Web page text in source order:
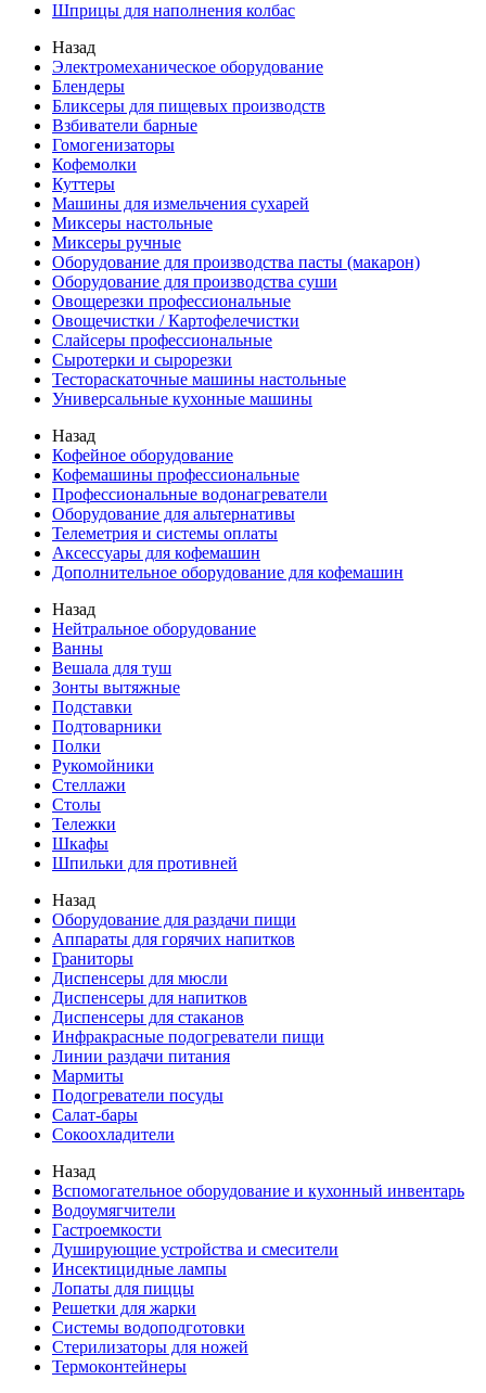
Шприцы для наполнения колбас
Назад
Электромеханическое оборудование
Блендеры
Бликсеры для пищевых производств
Взбиватели барные
Гомогенизаторы
Кофемолки
Куттеры
Машины для измельчения сухарей
Миксеры настольные
Миксеры ручные
Оборудование для производства пасты (макарон)
Оборудование для производства суши
Овощерезки профессиональные
Овощечистки / Картофелечистки
Слайсеры профессиональные
Сыротерки и сырорезки
Тестораскаточные машины настольные
Универсальные кухонные машины
Назад
Кофейное оборудование
Кофемашины профессиональные
Профессиональные водонагреватели
Оборудование для альтернативы
Телеметрия и системы оплаты
Аксессуары для кофемашин
Дополнительное оборудование для кофемашин
Назад
Нейтральное оборудование
Ванны
Вешала для туш
Зонты вытяжные
Подставки
Подтоварники
Полки
Рукомойники
Стеллажи
Столы
Тележки
Шкафы
Шпильки для противней
Назад
Оборудование для раздачи пищи
Аппараты для горячих напитков
Граниторы
Диспенсеры для мюсли
Диспенсеры для напитков
Диспенсеры для стаканов
Инфракрасные подогреватели пищи
Линии раздачи питания
Мармиты
Подогреватели посуды
Салат-бары
Сокоохладители
Назад
Вспомогательное оборудование и кухонный инвентарь
Водоумягчители
Гастроемкости
Душирующие устройства и смесители
Инсектицидные лампы
Лопаты для пиццы
Решетки для жарки
Системы водоподготовки
Стерилизаторы для ножей
Термоконтейнеры